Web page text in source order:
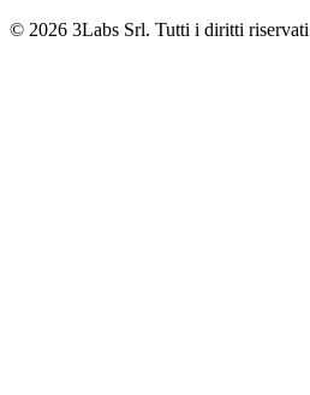
© 2026 3Labs Srl. Tutti i diritti